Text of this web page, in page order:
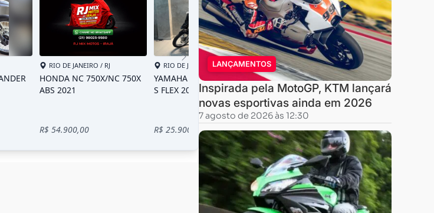
LANÇAMENTOS
Inspirada pela MotoGP, KTM lançará
novas esportivas ainda em 2026
7 agosto de 2026 às 12:30